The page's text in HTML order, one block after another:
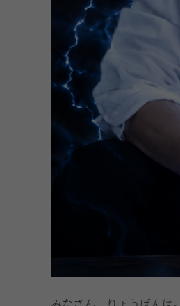
みなさん、りょうばんは。